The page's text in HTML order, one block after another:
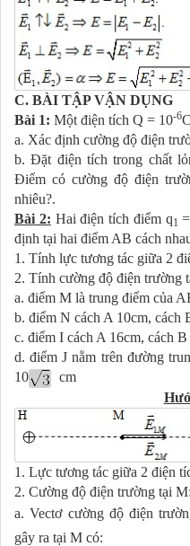
C. BÀI TẬP VẬN DỤNG
Bài 1: Một điện tích Q = 10-6
a. Xác định cường độ điện
b. Đặt điện tích trong chất
Điểm có cường độ điện
nhiêu?.
Bài 2: Hai điện tích điểm q1
định tại hai điểm AB cách
1. Tính lực tương tác giữa 2
2. Tính cường độ điện trường
a. điểm M là trung điểm của
b. điểm N cách A 10cm, cách
c. điểm I cách A 16cm, cách B
d. điểm J nằm trên đường
10
cm
1. Lực tương tác giữa 2 điện
2. Cường độ điện trường tại M:
a. Vectơ cường độ điện
gây ra tại M có: